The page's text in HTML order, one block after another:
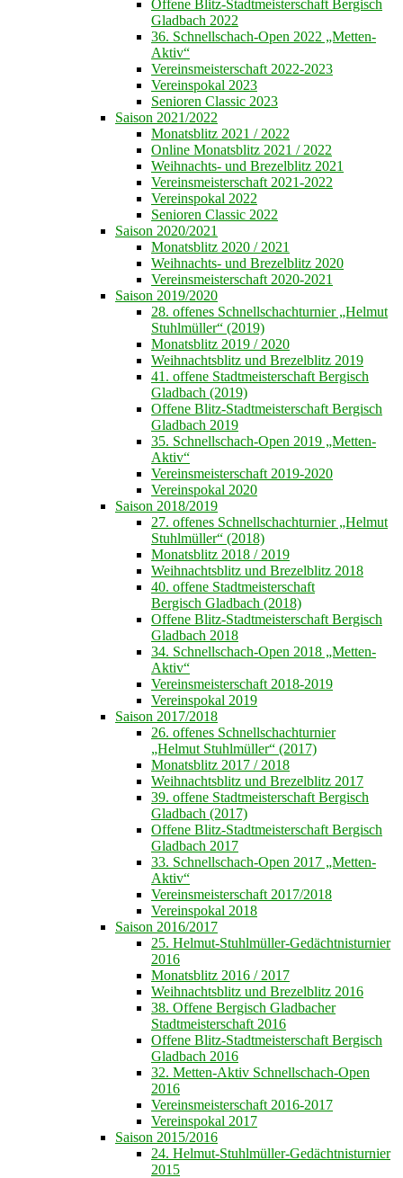
Offene Blitz-Stadtmeisterschaft Bergisch
Gladbach 2022
36. Schnellschach-Open 2022 „Metten-
Aktiv“
Vereinsmeisterschaft 2022-2023
Vereinspokal 2023
Senioren Classic 2023
Saison 2021/2022
Monatsblitz 2021 / 2022
Online Monatsblitz 2021 / 2022
Weihnachts- und Brezelblitz 2021
Vereinsmeisterschaft 2021-2022
Vereinspokal 2022
Senioren Classic 2022
Saison 2020/2021
Monatsblitz 2020 / 2021
Weihnachts- und Brezelblitz 2020
Vereinsmeisterschaft 2020-2021
Saison 2019/2020
28. offenes Schnellschachturnier „Helmut
Stuhlmüller“ (2019)
Monatsblitz 2019 / 2020
Weihnachtsblitz und Brezelblitz 2019
41. offene Stadtmeisterschaft Bergisch
Gladbach (2019)
Offene Blitz-Stadtmeisterschaft Bergisch
Gladbach 2019
35. Schnellschach-Open 2019 „Metten-
Aktiv“
Vereinsmeisterschaft 2019-2020
Vereinspokal 2020
Saison 2018/2019
27. offenes Schnellschachturnier „Helmut
Stuhlmüller“ (2018)
Monatsblitz 2018 / 2019
Weihnachtsblitz und Brezelblitz 2018
40. offene Stadtmeisterschaft
Bergisch Gladbach (2018)
Offene Blitz-Stadtmeisterschaft Bergisch
Gladbach 2018
34. Schnellschach-Open 2018 „Metten-
Aktiv“
Vereinsmeisterschaft 2018-2019
Vereinspokal 2019
Saison 2017/2018
26. offenes Schnellschachturnier
„Helmut Stuhlmüller“ (2017)
Monatsblitz 2017 / 2018
Weihnachtsblitz und Brezelblitz 2017
39. offene Stadtmeisterschaft Bergisch
Gladbach (2017)
Offene Blitz-Stadtmeisterschaft Bergisch
Gladbach 2017
33. Schnellschach-Open 2017 „Metten-
Aktiv“
Vereinsmeisterschaft 2017/2018
Vereinspokal 2018
Saison 2016/2017
25. Helmut-Stuhlmüller-Gedächtnisturnier
2016
Monatsblitz 2016 / 2017
Weihnachtsblitz und Brezelblitz 2016
38. Offene Bergisch Gladbacher
Stadtmeisterschaft 2016
Offene Blitz-Stadtmeisterschaft Bergisch
Gladbach 2016
32. Metten-Aktiv Schnellschach-Open
2016
Vereinsmeisterschaft 2016-2017
Vereinspokal 2017
Saison 2015/2016
24. Helmut-Stuhlmüller-Gedächtnisturnier
2015